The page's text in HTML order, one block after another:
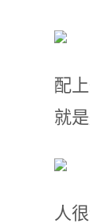
配
就
人